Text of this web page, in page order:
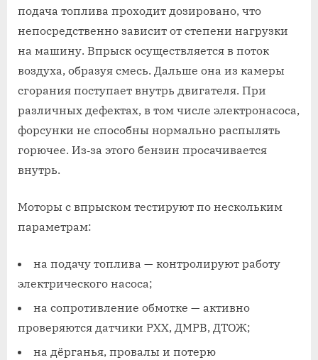
подача топлива проходит дозировано, что
непосредственно зависит от степени нагрузки
на машину. Впрыск осуществляется в поток
воздуха, образуя смесь. Дальше она из камеры
сгорания поступает внутрь двигателя. При
различных дефектах, в том числе электронасоса,
форсунки не способны нормально распылять
горючее. Из‐за этого бензин просачивается
внутрь.
Моторы с впрыском тестируют по нескольким
параметрам:
на подачу топлива — контролируют работу
электрического насоса;
на сопротивление обмотке — активно
проверяются датчики РХХ, ДМРВ, ДТОЖ;
на дёрганья, провалы и потерю